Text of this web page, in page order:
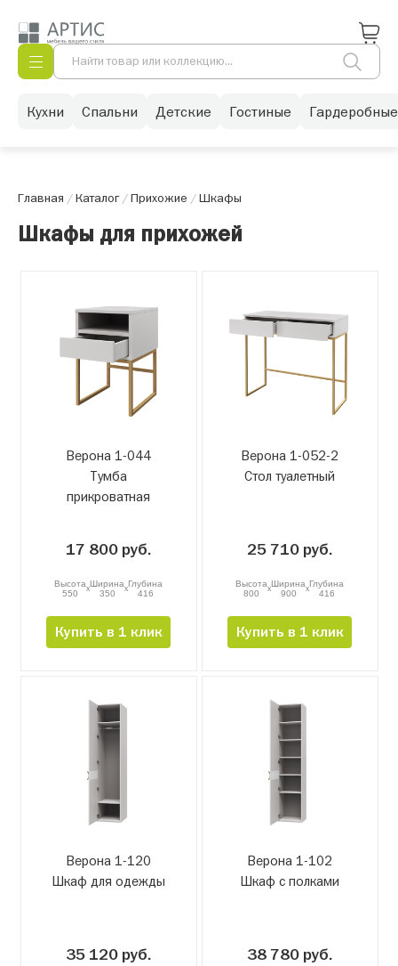
Кухни Спальни Детские Гостиные Гардеробные
Главная /Каталог/Прихожие /Шкафы
Шкафы для прихожей
Верона 1-044
Тумба
прикроватная
17 800 руб.
Высота
550
xШирина
350
xГлубина
416
Купить в 1 клик
Верона 1-052-2
Стол туалетный
25 710 руб.
Высота
800
xШирина
900
xГлубина
416
Купить в 1 клик
Верона 1-120
Шкаф для одежды
35 120 руб.
Верона 1-102
Шкаф с полками
38 780 руб.